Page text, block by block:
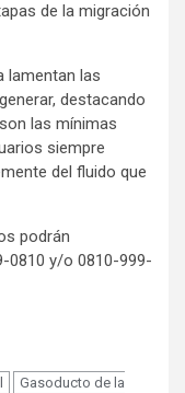
de la migración
lamentan las
destacando
las mínimas
siempre
del fluido que
podrán
0810 y/o 0810-999-
Gasoducto de la